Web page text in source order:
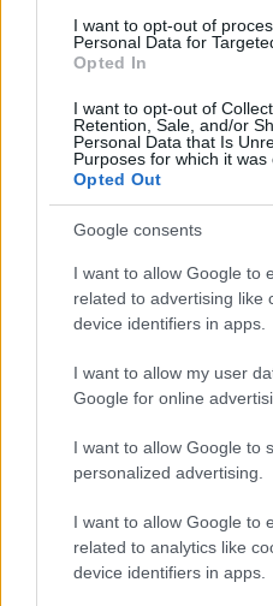
I want to opt-out of
Personal Data for
Opted In
I want to opt-out of
Retention, Sale, and/or
Personal Data that Is
Purposes for which it was
Opted Out
Google consents
I want to allow Google to
related to advertising like
device identifiers in apps.
I want to allow my user
Google for online
I want to allow Google to
personalized advertising.
I want to allow Google to
related to analytics like
device identifiers in apps.
Condividi l'articolo
F
a
ce
b
o
o
k
T
w
it
te
r
n
te
st
h
at
p
p
Articolo
NOTIZIE RECENTI
Maddalena,
Le previsioni
Gallura
Michelle Hunziker
vivo: un amico